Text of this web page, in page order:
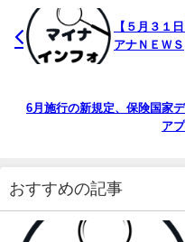
【５月３１
アナＮＥＷＳ
6月施行の新規定、保険国家
ア
おすすめの記事